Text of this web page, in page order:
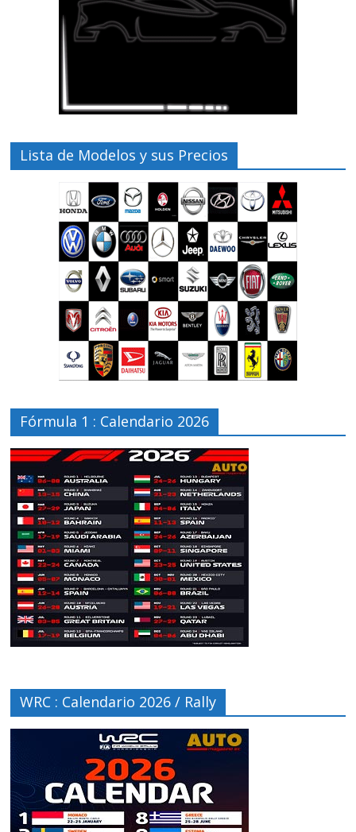
Lista de Modelos y sus Precios
Fórmula 1 : Calendario 2026
WRC : Calendario 2026 / Rally